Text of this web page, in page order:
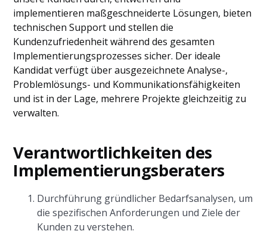
implementieren maßgeschneiderte Lösungen, bieten
technischen Support und stellen die
Kundenzufriedenheit während des gesamten
Implementierungsprozesses sicher. Der ideale
Kandidat verfügt über ausgezeichnete Analyse-,
Problemlösungs- und Kommunikationsfähigkeiten
und ist in der Lage, mehrere Projekte gleichzeitig zu
verwalten.
Verantwortlichkeiten des
Implementierungsberaters
Durchführung gründlicher Bedarfsanalysen, um
die spezifischen Anforderungen und Ziele der
Kunden zu verstehen.